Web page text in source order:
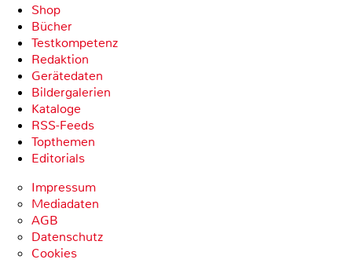
Shop
Bücher
Testkompetenz
Redaktion
Gerätedaten
Bildergalerien
Kataloge
RSS-Feeds
Topthemen
Editorials
Impressum
Mediadaten
AGB
Datenschutz
Cookies